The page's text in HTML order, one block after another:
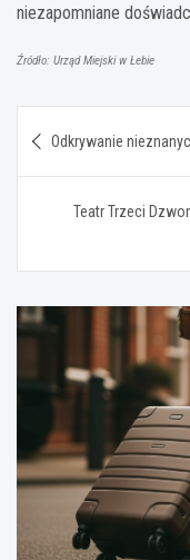
niezapomniane
Źródło: Urząd Miejski w Łebie
wpisu
Odkrywanie
Teatr Trzeci